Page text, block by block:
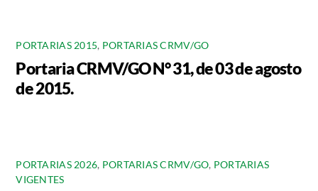
PORTARIAS 2015, PORTARIAS CRMV/GO
Portaria CRMV/GO N° 31, de 03 de agosto
de 2015.
PORTARIAS 2026, PORTARIAS CRMV/GO, PORTARIAS
VIGENTES